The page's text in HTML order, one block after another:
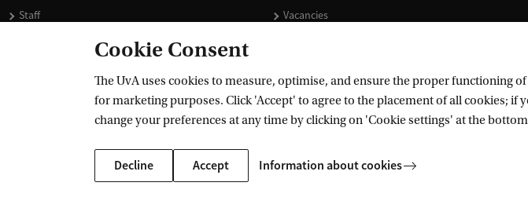
Staff
External suppliers
Vacancies
Cookie Consent
The UvA uses cookies to measure, optimise, and ensure the proper functioning
for marketing purposes. Click 'Accept' to agree to the placement of all cookies; if
change your preferences at any time by clicking on 'Cookie settings' at the
Decline Accept Information about cookies